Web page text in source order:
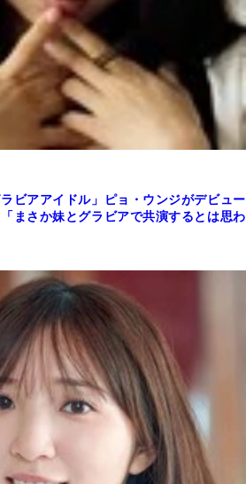
ラビアアイドル」ピョ・ウンジがデビュー
まさか妹とグラビアで共演するとは思わ